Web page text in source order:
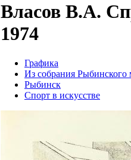
Власов В.А.
1974
Графика
Из собрания Рыбинского
Рыбинск
Спорт в искусстве